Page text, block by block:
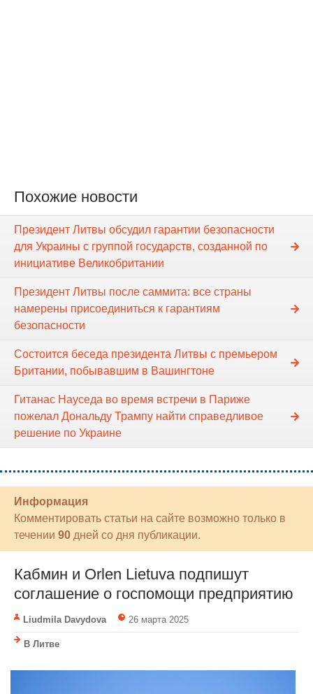
Похожие новости
Президент Литвы обсудил гарантии безопасности
для Украины с группой государств, созданной по
инициативе Великобритании
Президент Литвы после саммита: все страны
намерены присоединиться к гарантиям
безопасности
Cостоится беседа президента Литвы с премьером
Британии, побывавшим в Вашингтоне
Гитанас Науседа во время встречи в Париже
пожелал Дональду Трампу найти справедливое
решение по Украине
Информация
Комментировать статьи на сайте возможно только в
течении 90 дней со дня публикации.
Кабмин и Orlen Lietuva подпишут
соглашение о госпомощи предприятию
Liudmila Davydova 26 марта 2025
В Литве